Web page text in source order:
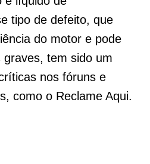
tipo de defeito, que
do motor e pode
graves, tem sido um
nos fóruns e
como o Reclame Aqui.